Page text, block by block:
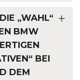
„WAHL“
BMW
BEI
DEM